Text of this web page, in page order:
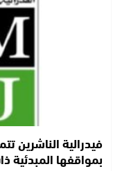
فيدرالية الناشرين
بمواقفها المبدئية